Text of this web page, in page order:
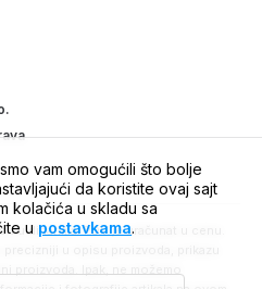
u dinarima. PDV je uračunat u cenu.
vam omogućili što bolje
da koristite ovaj sajt
kolačića u skladu sa
u postavkama.